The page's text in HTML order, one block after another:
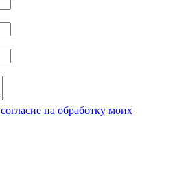
согласие на обработку моих